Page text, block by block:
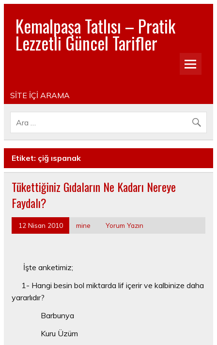
Kemalpaşa Tatlısı – Pratik
Lezzetli Güncel Tarifler
Pratik, lezzetli, Güncel, Resimli, Pasta- Yemek- Kurabiye-
SİTE İÇİ ARAMA
Etiket: çiğ ıspanak
Tükettiğiniz Gıdaların Ne Kadarı Nereye
Faydalı?
12 Nisan 2010 mine Yorum Yazın
İşte anketimiz;
1- Hangi besin bol miktarda lif içerir ve kalbinize daha
yararlıdır?
Barbunya
Kuru Üzüm